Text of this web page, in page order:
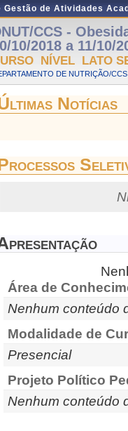
Gestão de Atividades
CCS -
10/2018 a 11/10/
NÍVEL LATO
DE NUTRIÇÃO/
Notícias
Área de
Nenhum conteúdo
Modalidade de
Presencial
Projeto Político
Nenhum conteúdo